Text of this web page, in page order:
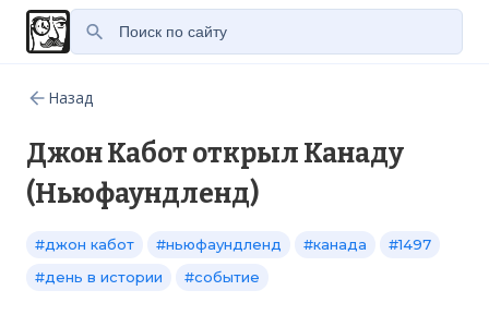
Назад
Джон Кабот открыл Канаду
(Ньюфаундленд)
#джон кабот #ньюфаундленд #канада
#1497
#день в истории
#событие